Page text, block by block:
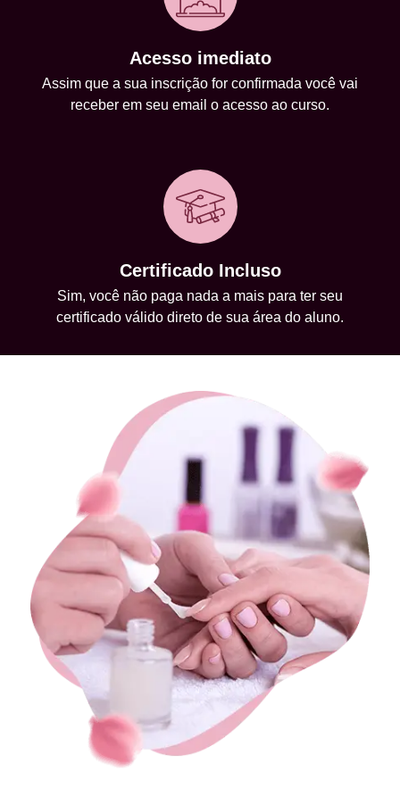
Acesso imediato
Assim que a sua inscrição for confirmada você vai
receber em seu email o acesso ao curso.
Certificado Incluso
Sim, você não paga nada a mais para ter seu
certificado válido direto de sua área do aluno.